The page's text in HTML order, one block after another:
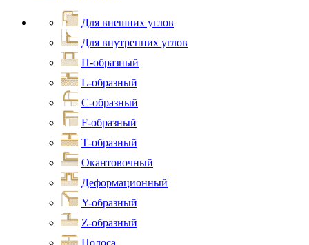
Для внешних углов
Для внутренних углов
П-образный
L-образный
С-образный
F-образный
Т-образный
Окантовочный
Деформационный
Y-образный
Z-образный
Полоса